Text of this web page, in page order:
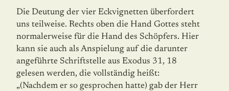
Die Deutung der vier Eckvignetten überfordert
uns teilweise. Rechts oben die Hand Gottes steht
normalerweise für die Hand des Schöpfers. Hier
kann sie auch als Anspielung auf die darunter
angeführte Schriftstelle aus Exodus 31, 18
gelesen werden, die vollständig heißt:
„(Nachdem er so gesprochen hatte) gab der Herr